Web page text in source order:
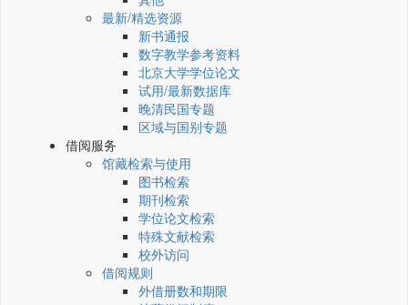
最新/精选资源
新书通报
数字教学参考资料
北京大学学位论文
试用/最新数据库
晚清民国专题
区域与国别专题
借阅服务
馆藏检索与使用
图书检索
期刊检索
学位论文检索
特殊文献检索
校外访问
借阅规则
外借册数和期限